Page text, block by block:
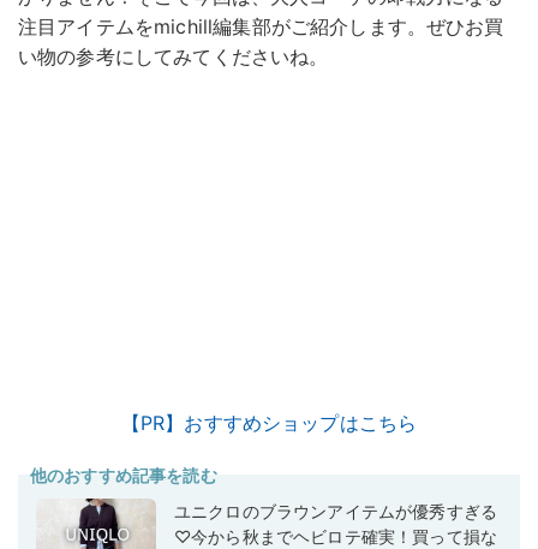
注目アイテムをmichill編集部がご紹介します。ぜひお買
い物の参考にしてみてくださいね。
【PR】おすすめショップはこちら
他のおすすめ記事を読む
ユニクロのブラウンアイテムが優秀すぎる
♡今から秋までヘビロテ確実！買って損な